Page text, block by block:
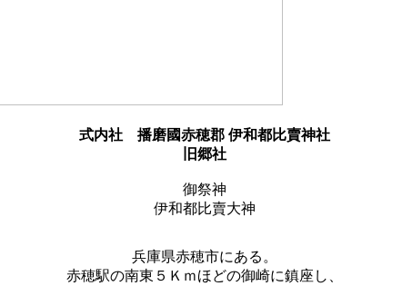
式内社
播磨國赤穂郡 伊和都比賣神社
旧郷社
御祭神
伊和都比賣大神
兵庫県赤穂市にある。
赤穂駅の南東５Ｋｍほどの御崎に鎮座し、